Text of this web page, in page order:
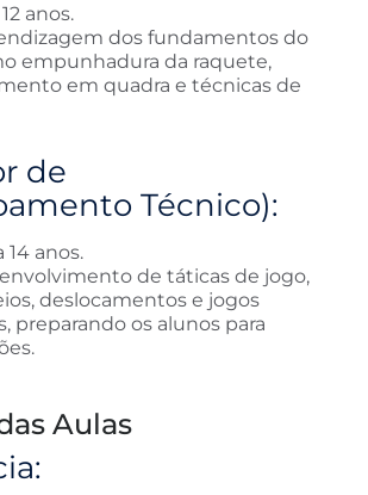
anos.
dos fundamentos do
empunhadura da raquete,
em quadra e técnicas de
de
Técnico):
14 anos.
de táticas de jogo,
deslocamentos e jogos
preparando os alunos para
Aulas